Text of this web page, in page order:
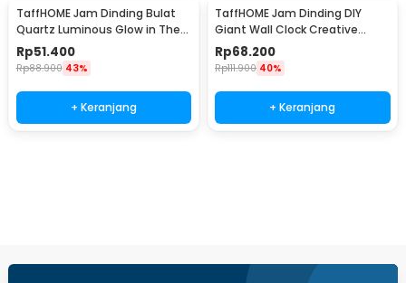
TaffHOME Jam Dinding Bulat
Quartz Luminous Glow in The
Dark 30cm MDB4
Rp51.400
Rp88.900 43%
+ Keranjang
TaffHOME Jam Dinding DIY
Giant Wall Clock Creative
Design - S031
Rp68.200
Rp111.900 40%
+ Keranjang